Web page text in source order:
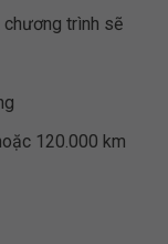
chương trình sẽ
120.000 km